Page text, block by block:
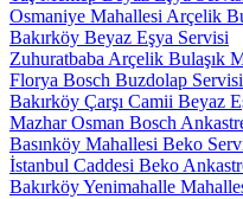
Osmaniye Mahallesi Arçelik
Bakırköy Beyaz Eşya Servisi
Zuhuratbaba Arçelik Bulaşık
Florya Bosch Buzdolap Servisi
Bakırköy Çarşı Camii Beyaz
Mazhar Osman Bosch
Basınköy Mahallesi Beko
İstanbul Caddesi Beko
Bakırköy Yenimahalle